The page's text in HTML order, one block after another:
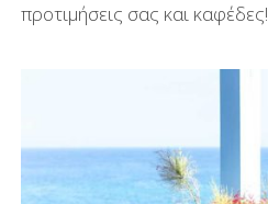
προτιμήσεις σας και καφέδες!